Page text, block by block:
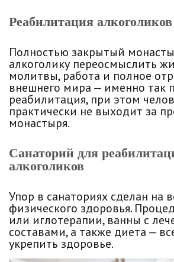
Реабилитация
Полностью закрытый
алкоголику переосмыслить
молитвы, работа и полное
внешнего мира — именно так
реабилитация, при этом
практически не выходит за
монастыря.
Санаторий для
алкоголиков
Упор в санаториях сделан на
физического здоровья.
или иглотерапии, ванны с
составами, а также диета —
укрепить здоровье.